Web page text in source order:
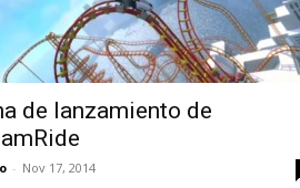
de lanzamiento de
- Nov 17, 2014